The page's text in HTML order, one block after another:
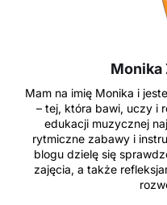
Monika
Mam na imię Monika i
– tej, która bawi, uczy i
edukacji muzycznej
rytmiczne zabawy i
blogu dzielę się
zajęcia, a także